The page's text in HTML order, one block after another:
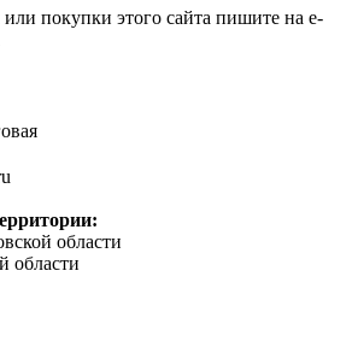
покупки этого сайта пишите на e-
области
области